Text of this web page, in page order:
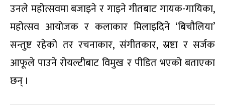
उनले महोत्सवमा बजाइने र गाइने गीतबाट गायक-गायिका,
महोत्सव आयोजक र कलाकार मिलाइदिने ‘बिचौलिया’
सन्तुष्ट रहेको तर रचनाकार, संगीतकार, स्रष्टा र सर्जक
आफूले पाउने रोयल्टीबाट विमुख र पीडित भएको बताएका
छन् ।